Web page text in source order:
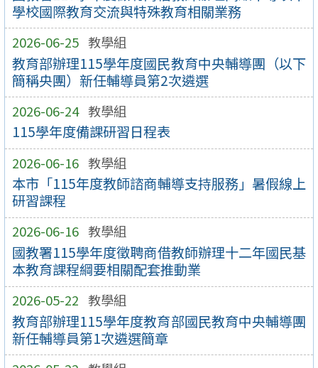
學校國際教育交流與特殊教育相關業務
2026-06-25 教學組
教育部辦理115學年度國民教育中央輔導團（以下
簡稱央團）新任輔導員第2次遴選
2026-06-24 教學組
115學年度備課研習日程表
2026-06-16 教學組
本市「115年度教師諮商輔導支持服務」暑假線上
研習課程
2026-06-16 教學組
國教署115學年度徵聘商借教師辦理十二年國民基
本教育課程綱要相關配套推動業
2026-05-22 教學組
教育部辦理115學年度教育部國民教育中央輔導團
新任輔導員第1次遴選簡章